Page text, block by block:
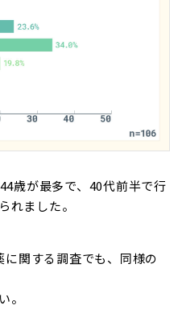
歳が最多で、40代前半で行
れました。
関する調査でも、同様の
。